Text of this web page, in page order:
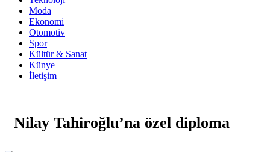
Moda
Ekonomi
Otomotiv
Spor
Kültür & Sanat
Künye
İletişim
Nilay Tahiroğlu’na özel diploma